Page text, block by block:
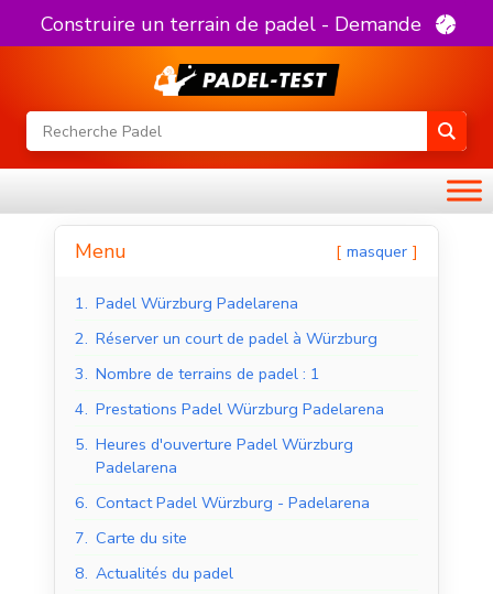
Construire un terrain de padel - Demande
Menu masquer
1. Padel Würzburg Padelarena
2. Réserver un court de padel à Würzburg
3. Nombre de terrains de padel : 1
4. Prestations Padel Würzburg Padelarena
5. Heures d'ouverture Padel Würzburg
Padelarena
6. Contact Padel Würzburg - Padelarena
7. Carte du site
8. Actualités du padel